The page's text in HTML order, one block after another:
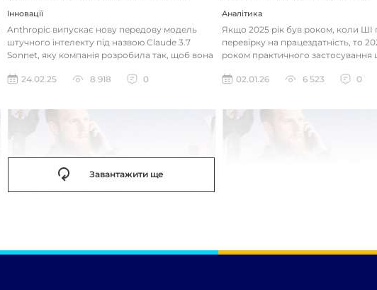
Інновації
Anthropic випускає нову передову модель
штучного інтелекту під назвою Claude 3.7
Sonnet, яку компанія розробила так, щоб вона
24.02.25
8 918 0
Аналітика
Якщо 2025 рік був роком, коли
перевірку на працездатність, то
роком практичного застосування
02.01.26
6 523 0
Завантажити ще